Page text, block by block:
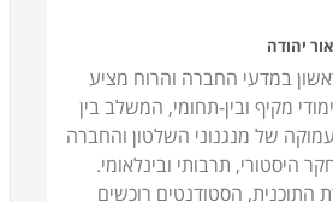
יהודה
במדעי החברה והרוח מציע
מקיף ובין-תחומי, המשלב בין
של מנגנוני השלטון והחברה
היסטורי, תרבותי ובינלאומי.
התוכנית, הסטודנטים רוכשים